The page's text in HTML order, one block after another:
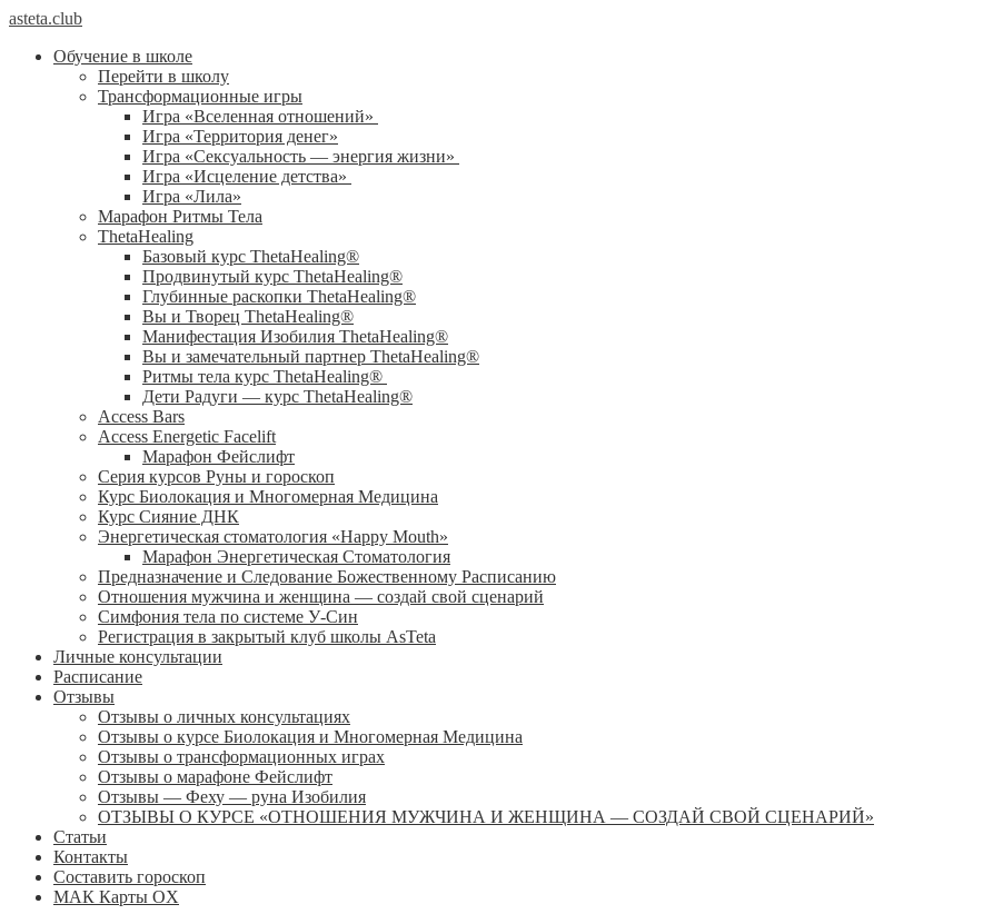
asteta.club
Обучение в школе
Перейти в школу
Трансформационные игры
Игра «Вселенная отношений»
Игра «Территория денег»
Игра «Сексуальность — энергия жизни»
Игра «Исцеление детства»
Игра «Лила»
Марафон Ритмы Тела
ThetaHealing
Базовый курс ThetaHealing®
Продвинутый курс ThetaHealing®
Глубинные раскопки ThetaHealing®
Вы и Творец ThetaHealing®
Манифестация Изобилия ThetaHealing®
Вы и замечательный партнер ThetaHealing®
Ритмы тела курс ThetaHealing®
Дети Радуги — курс ThetaHealing®
Access Bars
Access Energetic Facelift
Марафон Фейслифт
Серия курсов Руны и гороскоп
Курс Биолокация и Многомерная Медицина
Курс Сияние ДНК
Энергетическая стоматология «Happy Mouth»
Марафон Энергетическая Cтоматология
Предназначение и Следование Божественному Расписанию
Отношения мужчина и женщина — создай свой сценарий
Симфония тела по системе У-Син
Регистрация в закрытый клуб школы AsTeta
Личные консультации
Расписание
Отзывы
Отзывы о личных консультациях
Отзывы о курсе Биолокация и Многомерная Медицина
Отзывы о трансформационных играх
Отзывы о марафоне Фейслифт
Отзывы — Феху — руна Изобилия
ОТЗЫВЫ О КУРСЕ «ОТНОШЕНИЯ МУЖЧИНА И ЖЕНЩИНА — СОЗДАЙ СВОЙ СЦЕНАРИЙ»
Статьи
Контакты
Составить гороскоп
МАК Карты OХ